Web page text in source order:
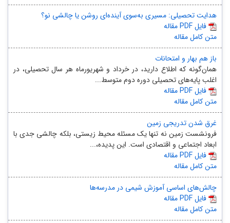
هدایت تحصیلی: مسیری به‌سوی آینده‌ای روشن یا چالشی نو؟
مقاله PDF فایل
متن کامل مقاله
باز هم بهار و امتحانات
همان‌گونه که اطلاع دارید، در خرداد و شهریورماه هر سال تحصیلی، در
اغلب پایه‌های تحصیلی دوره دوم متوسط...
مقاله PDF فایل
متن کامل مقاله
غرق‌ شدن تدریجی زمین
فرونشست زمین نه تنها یک مسئله محیط ‌زیستی، بلکه چالشی جدی با
ابعاد اجتماعی و اقتصادی است. این پدیده،...
مقاله PDF فایل
متن کامل مقاله
چالش‌های اساسی آموزش شیمی در مدرسه‌ها
مقاله PDF فایل
متن کامل مقاله